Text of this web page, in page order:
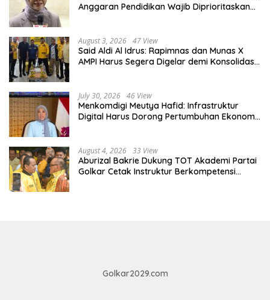
Anggaran Pendidikan Wajib Diprioritaskan
August 3, 2026 47 View
Said Aldi Al Idrus: Rapimnas dan Munas X
AMPI Harus Segera Digelar demi Konsolidasi
July 30, 2026 46 View
Menkomdigi Meutya Hafid: Infrastruktur
Digital Harus Dorong Pertumbuhan Ekonomi,
August 4, 2026 33 View
Aburizal Bakrie Dukung TOT Akademi Partai
Golkar Cetak Instruktur Berkompetensi
Golkar2029.com